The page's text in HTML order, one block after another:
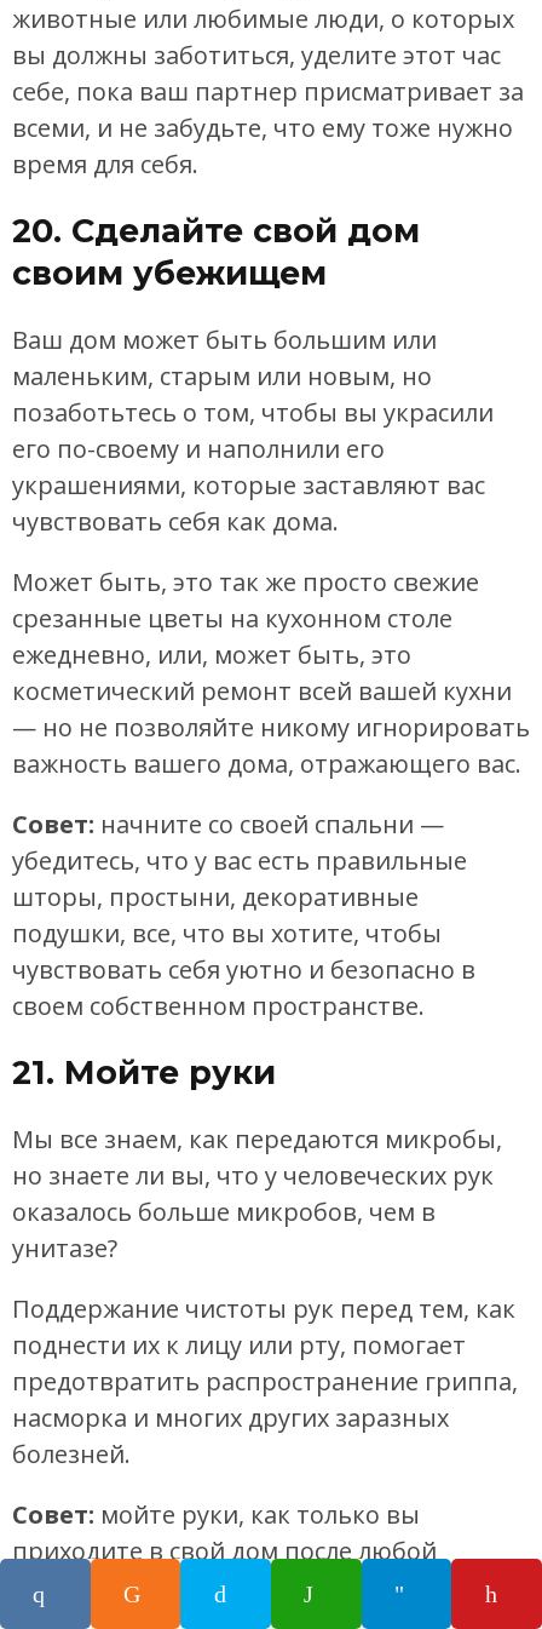
животные или любимые люди, о которых
вы должны заботиться, уделите этот час
себе, пока ваш партнер присматривает за
всеми, и не забудьте, что ему тоже нужно
время для себя.
20. Сделайте свой дом
своим убежищем
Ваш дом может быть большим или
маленьким, старым или новым, но
позаботьтесь о том, чтобы вы украсили
его по-своему и наполнили его
украшениями, которые заставляют вас
чувствовать себя как дома.
Может быть, это так же просто свежие
срезанные цветы на кухонном столе
ежедневно, или, может быть, это
косметический ремонт всей вашей кухни
— но не позволяйте никому игнорировать
важность вашего дома, отражающего вас.
Совет: начните со своей спальни —
убедитесь, что у вас есть правильные
шторы, простыни, декоративные
подушки, все, что вы хотите, чтобы
чувствовать себя уютно и безопасно в
своем собственном пространстве.
21. Мойте руки
Мы все знаем, как передаются микробы,
но знаете ли вы, что у человеческих рук
оказалось больше микробов, чем в
унитазе?
Поддержание чистоты рук перед тем, как
поднести их к лицу или рту, помогает
предотвратить распространение гриппа,
насморка и многих других заразных
болезней.
Совет: мойте руки, как только вы
приходите в свой дом после любой
прогулки, а также после работы за